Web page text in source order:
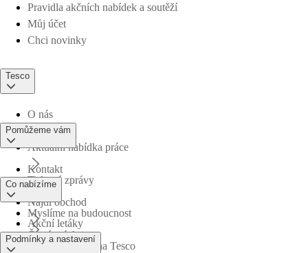
Pravidla akčních nabídek a soutěží
Můj účet
Chci novinky
Tesco
O nás
Aktuální nabídka práce
Tiskové zprávy
Myslíme na budoucnost
Obchodní skupina Tesco
Pomůžeme vám
Kontakt
Najdi obchod
Časté otázky
Co nabízíme
Akční letáky
Podmínky a nastavení